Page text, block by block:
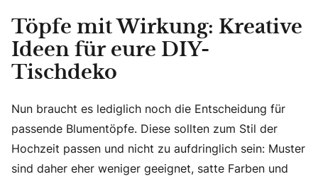
Töpfe mit Wirkung: Kreative
Ideen für eure DIY-
Tischdeko
Nun braucht es lediglich noch die Entscheidung für
passende Blumentöpfe. Diese sollten zum Stil der
Hochzeit passen und nicht zu aufdringlich sein: Muster
sind daher eher weniger geeignet, satte Farben und